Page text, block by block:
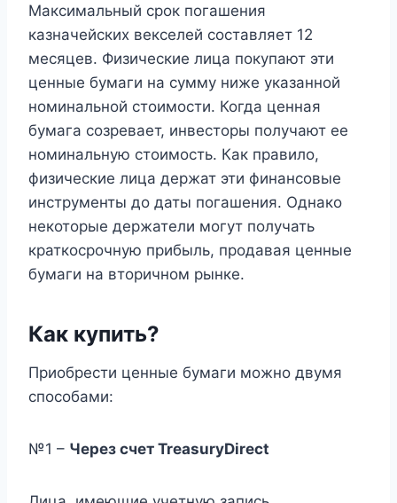
Максимальный срок погашения
казначейских векселей составляет 12
месяцев. Физические лица покупают эти
ценные бумаги на сумму ниже указанной
номинальной стоимости. Когда ценная
бумага созревает, инвесторы получают ее
номинальную стоимость. Как правило,
физические лица держат эти финансовые
инструменты до даты погашения. Однако
некоторые держатели могут получать
краткосрочную прибыль, продавая ценные
бумаги на вторичном рынке.
Как купить?
Приобрести ценные бумаги можно двумя
способами:
№1 – Через счет TreasuryDirect